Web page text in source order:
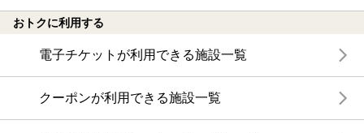
おトクに利用する
電子チケットが利用できる施設一覧
クーポンが利用できる施設一覧